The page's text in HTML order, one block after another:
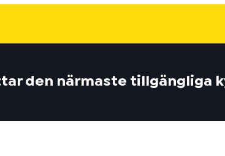
den närmaste tillgängliga